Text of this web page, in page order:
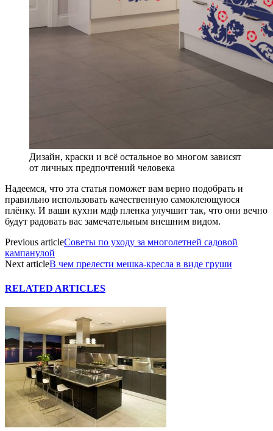
Дизайн, краски и всё остальное во многом зависят
от личных предпочтений человека
Надеемся, что эта статья поможет вам верно подобрать и
правильно использовать качественную самоклеющуюся
плёнку. И ваши кухни мдф пленка улучшит так, что они вечно
будут радовать вас замечательным внешним видом.
Previous articleСоветы по уходу за многолетней садовой
кампанулой
Next articleВ чем прелести мешка-кресла в виде груши
RELATED ARTICLES